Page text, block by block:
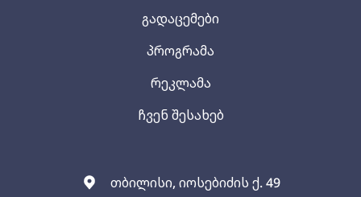
თბილისი, იოსებიძის ქ. 49
გადაცემები
პროგრამა
რეკლამა
ჩვენ შესახებ